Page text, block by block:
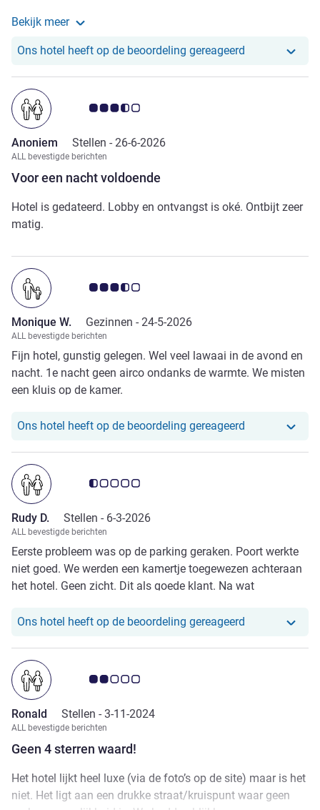
vooraf parkeerplaats gereserveerd per mail, maar dit waren
ze vergeten vast te leggen terwijl het wel bevestigd was.
Alle parkeerplaatsen waren vol, maar het werd goed
opgelost. Hotel zou wat meer parkeerplaatsen moeten
hebben.
Bekijk meer
Ons hotel heeft op de beoordeling gereageerd Ons hotel
Voor een nacht voldoende
Avis-klantbeoordeling 3.5/5
Anoniem Stellen - 26-6-2026
ALL bevestigde berichten
Hotel is gedateerd. Lobby en ontvangst is oké. Ontbijt zeer
matig.
Avis-klantbeoordeling 3.5/5
Monique W. Gezinnen - 24-5-2026
ALL bevestigde berichten
Fijn hotel, gunstig gelegen. Wel veel lawaai in de avond en
nacht. 1e nacht geen airco ondanks de warmte. We misten
een kluis op de kamer.
Ons hotel heeft op de beoordeling gereageerd Ons hotel
Avis-klantbeoordeling 0.5/5
Rudy D. Stellen - 6-3-2026
ALL bevestigde berichten
Eerste probleem was op de parking geraken. Poort werkte
niet goed. We werden een kamertje toegewezen achteraan
het hotel. Geen zicht. Dit als goede klant. Na wat
kamer één koffietje, geen water. In de frigo zat er niets. Het
Ons hotel heeft op de beoordeling gereageerd Ons hotel
Geen 4 sterren waard!
Avis-klantbeoordeling 2.0/5
Ronald Stellen - 3-11-2024
ALL bevestigde berichten
Het hotel lijkt heel luxe (via de foto’s op de site) maar is het
niet. Het ligt aan een drukke straat/kruispunt waar geen